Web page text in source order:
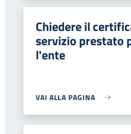
Chiedere il
servizio prestato
l'ente
VAI ALLA PAGINA